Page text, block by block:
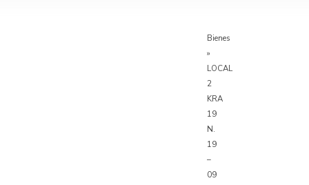
Bienes
»
LOCAL
2
KRA
19
N.
19
–
09